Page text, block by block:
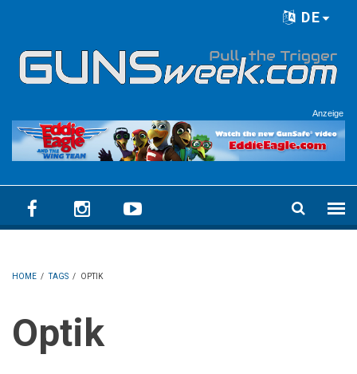
DE
Anzeige
HOME / TAGS / OPTIK
Optik